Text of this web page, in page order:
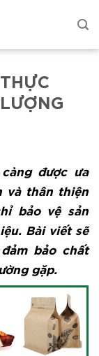
được ưa
và thân thiện
bảo vệ sản
Bài viết sẽ
bảo chất
gặp.